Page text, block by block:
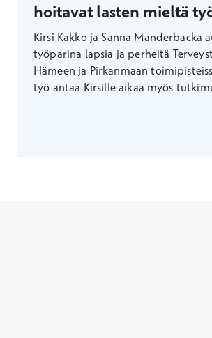
hoitavat lasten mieltä
Kirsi Kakko ja Sanna Manderbacka
työparina lapsia ja perheitä
Hämeen ja Pirkanmaan
työ antaa Kirsille aikaa myös
vapaa-ajallaan Lapin luonnosta